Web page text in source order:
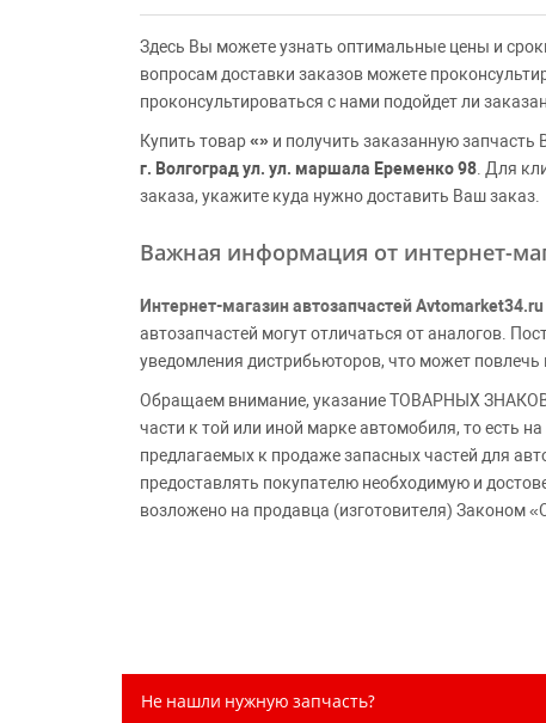
Здесь Вы можете узнать оптимальные цены и
вопросам доставки заказов можете
проконсультироваться с нами подойдет ли
Купить товар«» и получить заказанную
г. Волгоград ул. ул. маршала Еременко 98 . Для
заказа, укажите куда нужно доставить Ваш заказ.
Важная информация от интернет-
Интернет-магазин автозапчастей Avtomarket34.ru
автозапчастей могут отличаться от аналогов.
уведомления дистрибьюторов, что может
Обращаем внимание, указание ТОВАРНЫХ ЗНАКОВ
части к той или иной марке автомобиля, то есть
предлагаемых к продаже запасных частей для
предоставлять покупателю необходимую и
возложено на продавца (изготовителя) Законом
Не нашли нужную запчасть?